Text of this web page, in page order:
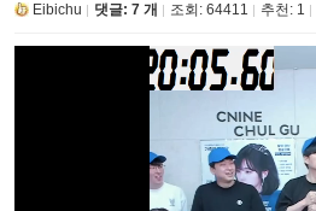
Eibichu 댓글: 7 개 조회: 64411 추천: 1